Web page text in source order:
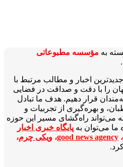
به مؤسسه مطبوعاتی
اخبار و مطالب مرتبط با
را با دقت و صداقت در فضایی
قرار دهیم. هدف ما تبادل
و بهره‌گیری از تجربیات و
می‌تواند راه‌گشای مسیر این حوزه
ما می‌توان به پایگاه خبری اخبار
، good news agency، ویکی چرم،